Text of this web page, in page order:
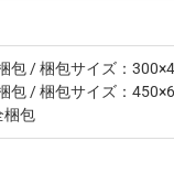
包 / 梱包サイズ：
包 / 梱包サイズ：
梱包